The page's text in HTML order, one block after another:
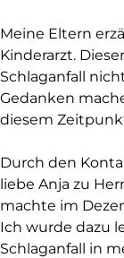
Meine Eltern
Kinderarzt.
Schlaganfall
Gedanken
diesem
Durch den
liebe Anja zu
machte im
Ich wurde dazu
Schlaganfall in